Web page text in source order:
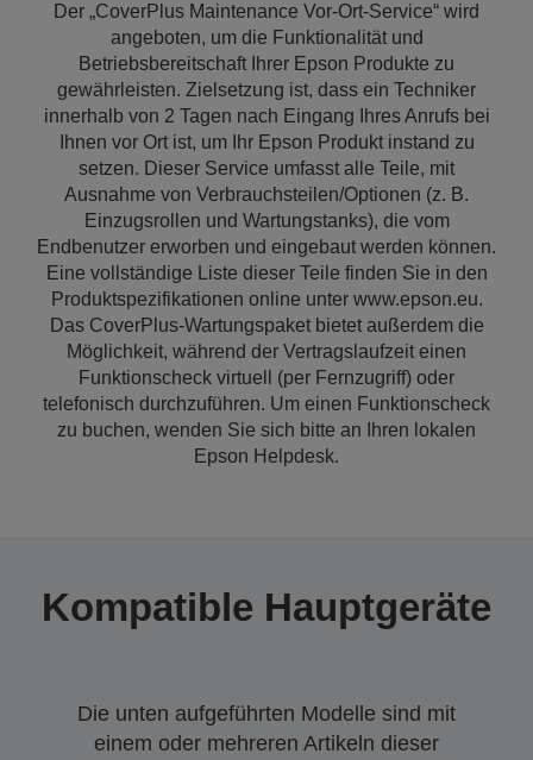
Der „CoverPlus Maintenance Vor-Ort-Service“ wird
angeboten, um die Funktionalität und
Betriebsbereitschaft Ihrer Epson Produkte zu
gewährleisten. Zielsetzung ist, dass ein Techniker
innerhalb von 2 Tagen nach Eingang Ihres Anrufs bei
Ihnen vor Ort ist, um Ihr Epson Produkt instand zu
setzen. Dieser Service umfasst alle Teile, mit
Ausnahme von Verbrauchsteilen/Optionen (z. B.
Einzugsrollen und Wartungstanks), die vom
Endbenutzer erworben und eingebaut werden können.
Eine vollständige Liste dieser Teile finden Sie in den
Produktspezifikationen online unter www.epson.eu.
Das CoverPlus-Wartungspaket bietet außerdem die
Möglichkeit, während der Vertragslaufzeit einen
Funktionscheck virtuell (per Fernzugriff) oder
telefonisch durchzuführen. Um einen Funktionscheck
zu buchen, wenden Sie sich bitte an Ihren lokalen
Epson Helpdesk.
Kompatible Hauptgeräte
Die unten aufgeführten Modelle sind mit
einem oder mehreren Artikeln dieser